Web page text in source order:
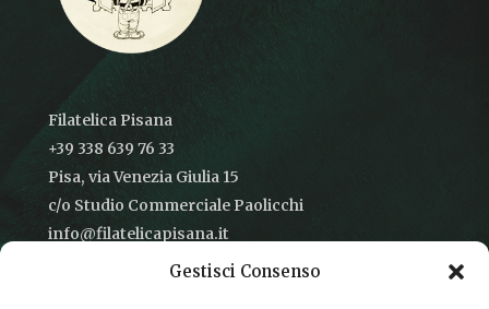
Gestisci Consenso
Filatelica Pisana
+39 338 639 76 33
Pisa, via Venezia Giulia 15
c/o Studio Commerciale Paolicchi
info@filatelicapisana.it